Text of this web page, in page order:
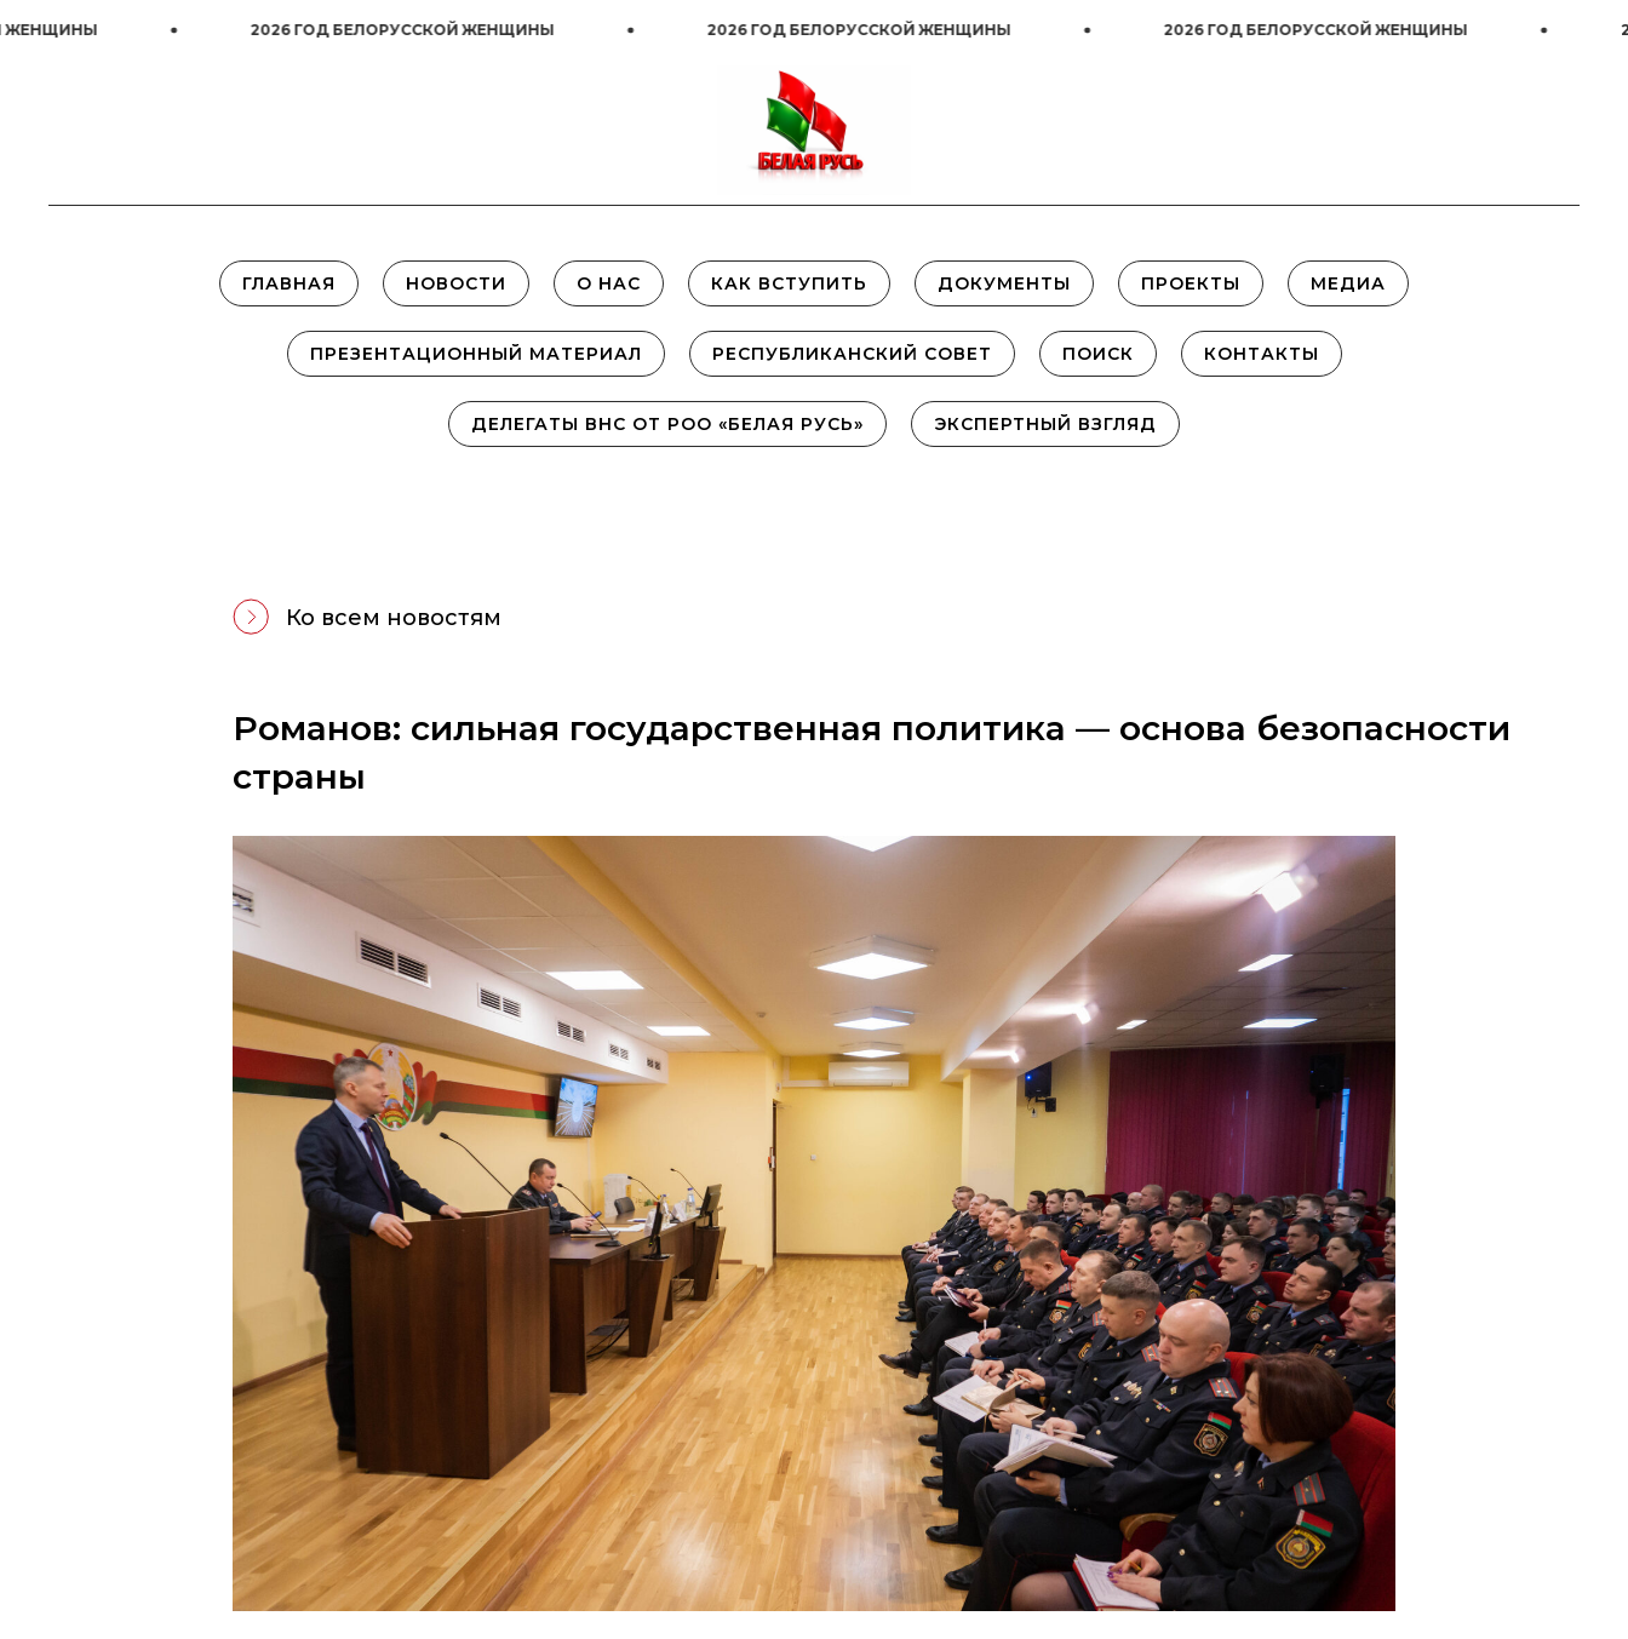
2026 ГОД БЕЛОРУССКОЙ ЖЕНЩИНЫ 2026 ГОД БЕЛОРУССКОЙ ЖЕНЩИНЫ 2026 ГОД БЕЛОРУССКОЙ ЖЕНЩИНЫ 2026 ГОД
ГЛАВНАЯ НОВОСТИ О НАС КАК ВСТУПИТЬ ДОКУМЕНТЫ ПРОЕКТЫ МЕДИА
ПРЕЗЕНТАЦИОННЫЙ МАТЕРИАЛ РЕСПУБЛИКАНСКИЙ СОВЕТ ПОИСК КОНТАКТЫ
ДЕЛЕГАТЫ ВНС ОТ РОО «БЕЛАЯ РУСЬ» ЭКСПЕРТНЫЙ ВЗГЛЯД
Ко всем новостям
Романов: сильная государственная политика — основа безопасности
страны